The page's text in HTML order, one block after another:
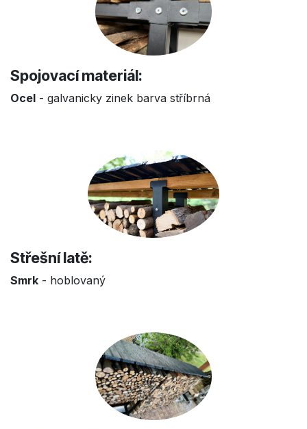
Spojovací materiál:
Ocel - galvanicky zinek barva stříbrná
Střešní latě:
Smrk - hoblovaný